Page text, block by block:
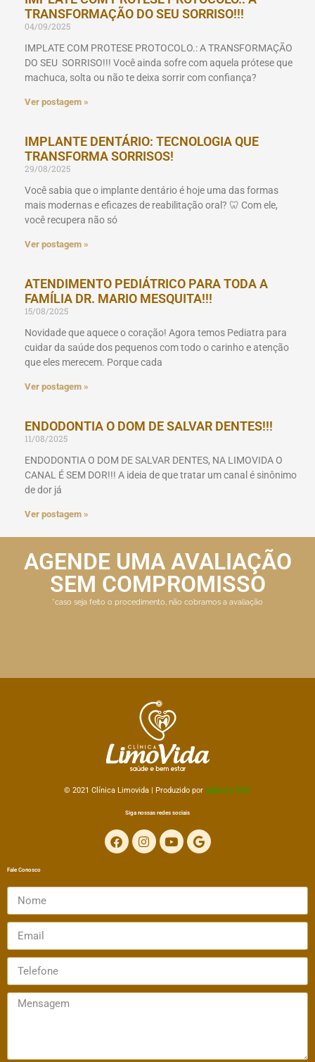
TRANSFORMAÇÃO DO SEU SORRISO!!!
04/09/2025
IMPLATE COM PROTESE PROTOCOLO.: A TRANSFORMAÇÃO
DO SEU SORRISO!!! Você ainda sofre com aquela prótese que
machuca, solta ou não te deixa sorrir com confiança?
Ver postagem »
IMPLANTE DENTÁRIO: TECNOLOGIA QUE
TRANSFORMA SORRISOS!
29/08/2025
Você sabia que o implante dentário é hoje uma das formas
mais modernas e eficazes de reabilitação oral? 🦷 Com ele,
você recupera não só
Ver postagem »
ATENDIMENTO PEDIÁTRICO PARA TODA A
FAMÍLIA DR. MARIO MESQUITA!!!
15/08/2025
Novidade que aquece o coração! Agora temos Pediatra para
cuidar da saúde dos pequenos com todo o carinho e atenção
que eles merecem. Porque cada
Ver postagem »
ENDODONTIA O DOM DE SALVAR DENTES!!!
11/08/2025
ENDODONTIA O DOM DE SALVAR DENTES, NA LIMOVIDA O
CANAL É SEM DOR!!! A ideia de que tratar um canal é sinônimo
de dor já
Ver postagem »
AGENDE UMA AVALIAÇÃO
SEM COMPROMISSO
*caso seja feito o procedimento, não cobramos a avaliação
© 2021 Clínica Limovida | Produzido por Agência CHC
Siga nossas redes sociais
Fale Conosco